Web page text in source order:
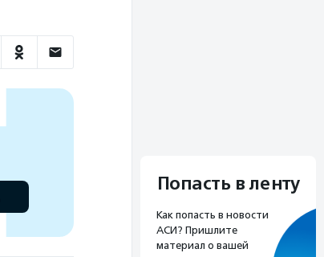
Попасть в ленту
Как попасть в новости
АСИ? Пришлите
материал о вашей